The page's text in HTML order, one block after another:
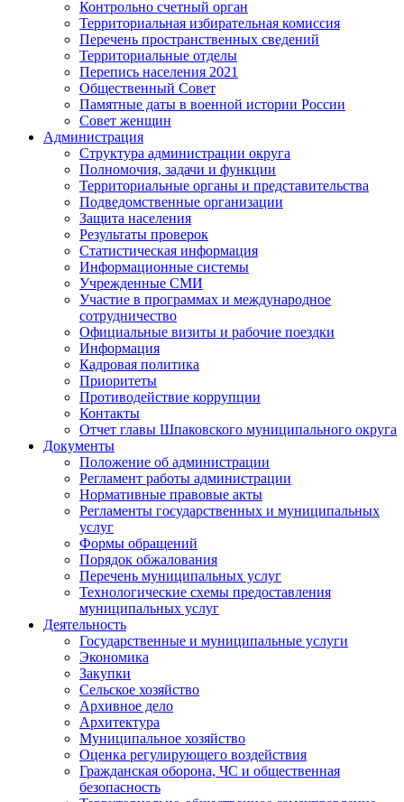
Контрольно счетный орган
Территориальная избирательная комиссия
Перечень пространственных сведений
Территориальные отделы
Перепись населения 2021
Общественный Совет
Памятные даты в военной истории России
Совет женщин
Администрация
Структура администрации округа
Полномочия, задачи и функции
Территориальные органы и представительства
Подведомственные организации
Защита населения
Результаты проверок
Статистическая информация
Информационные системы
Учрежденные СМИ
Участие в программах и международное
сотрудничество
Официальные визиты и рабочие поездки
Информация
Кадровая политика
Приоритеты
Противодействие коррупции
Контакты
Отчет главы Шпаковского муниципального округа
Документы
Положение об администрации
Регламент работы администрации
Нормативные правовые акты
Регламенты государственных и муниципальных
услуг
Формы обращений
Порядок обжалования
Перечень муниципальных услуг
Технологические схемы предоставления
муниципальных услуг
Деятельность
Государственные и муниципальные услуги
Экономика
Закупки
Сельское хозяйство
Архивное дело
Архитектура
Муниципальное хозяйство
Оценка регулирующего воздействия
Гражданская оборона, ЧС и общественная
безопасность